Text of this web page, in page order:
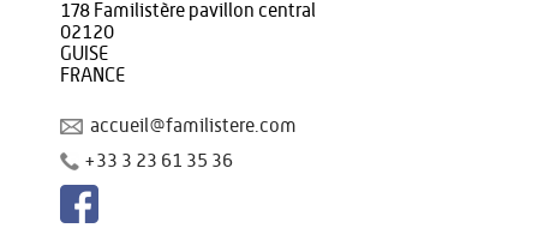
178 Familistère pavillon central
02120
GUISE
FRANCE
accueil@familistere.com
+33 3 23 61 35 36